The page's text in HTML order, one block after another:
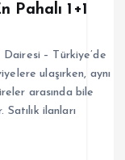
Pahalı 1+1
Dairesi – Türkiye’de
ulaşırken, aynı
arasında bile
ilanları